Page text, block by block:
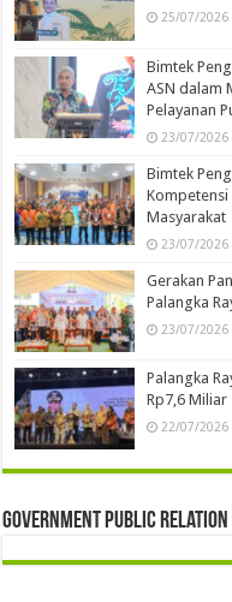
25/07/2026
Bimtek
ASN dalam
Pelayanan
23/07/2026
Bimtek
Kompetensi
Masyarakat
23/07/2026
Gerakan
Palangka
23/07/2026
Palangka
Rp7,6 Miliar
22/07/2026
Government Public Relation